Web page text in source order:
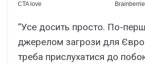
“Усе досить просто. По-
джерелом загрози для
треба прислухатися до